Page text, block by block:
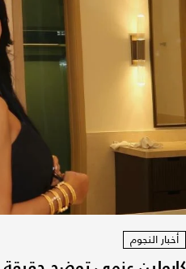
أخبار النجوم